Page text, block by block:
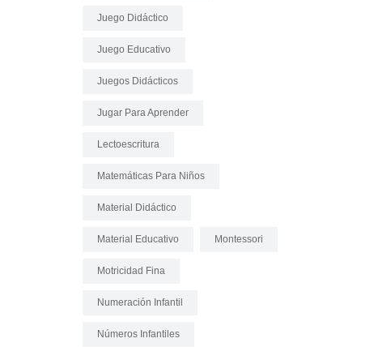
Juego Didáctico
Juego Educativo
Juegos Didácticos
Jugar Para Aprender
Lectoescritura
Matemáticas Para Niños
Material Didáctico
Material Educativo Montessori
Motricidad Fina
Numeración Infantil
Números Infantiles